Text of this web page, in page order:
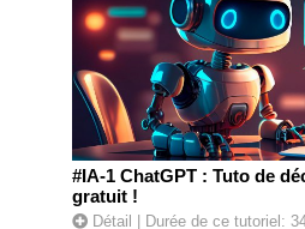
#IA-1 ChatGPT : Tuto de
gratuit !
Détail | Durée de ce tutoriel: